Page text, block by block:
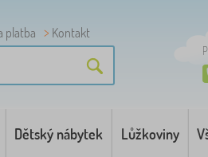
platba Kontakt
Dětský nábytek Lůžkoviny